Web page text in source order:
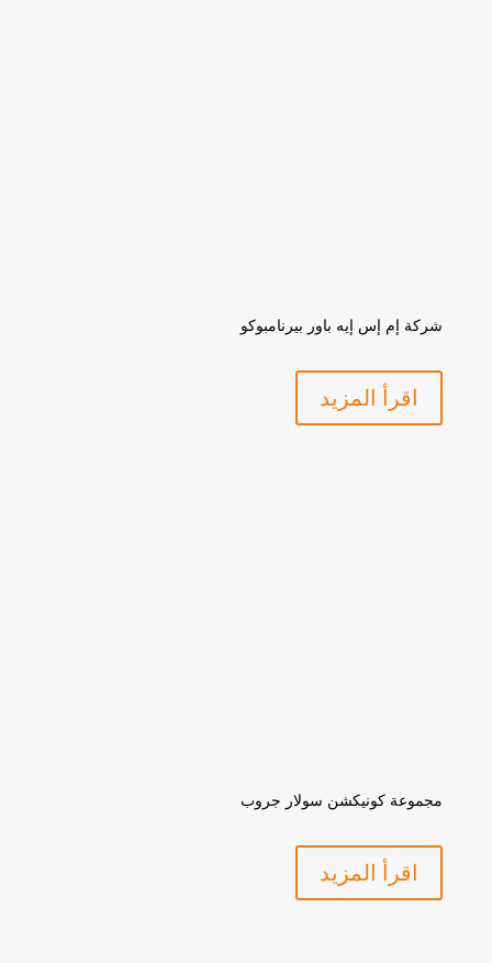
شركة إم إس إيه باور بيرنامبوكو
اقرأ المزيد
مجموعة كونيكشن سولار جروب
اقرأ المزيد